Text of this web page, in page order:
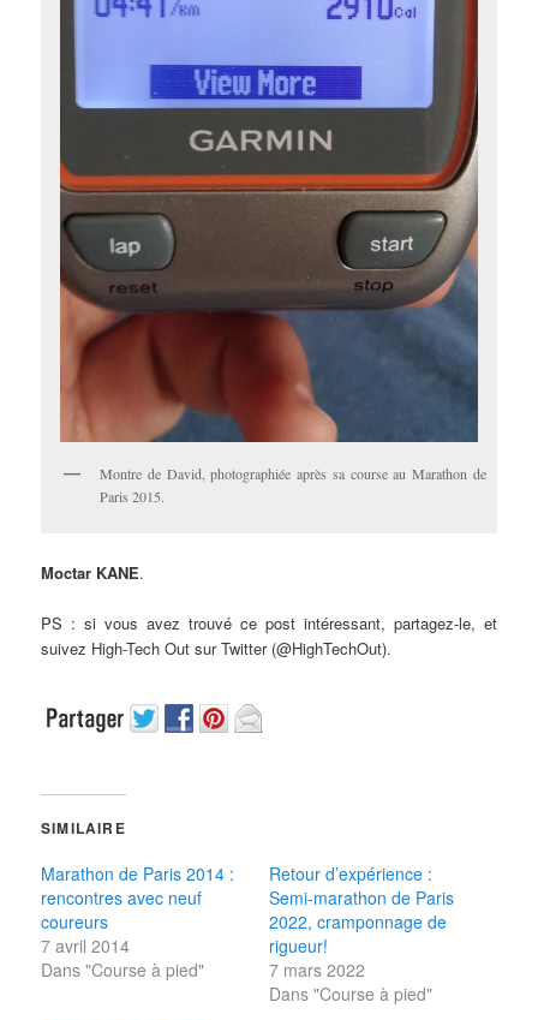
Montre de David, photographiée après sa course au Marathon de
Paris 2015.
Moctar KANE.
PS : si vous avez trouvé ce post intéressant, partagez-le, et
suivez High-Tech Out sur Twitter (@HighTechOut).
SIMILAIRE
Marathon de Paris 2014 :
rencontres avec neuf
coureurs
7 avril 2014
Dans "Course à pied"
Retour d’expérience :
Semi-marathon de Paris
2022, cramponnage de
rigueur!
7 mars 2022
Dans "Course à pied"